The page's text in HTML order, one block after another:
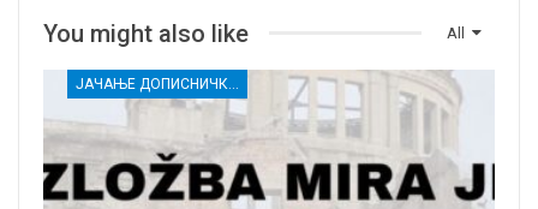
All
You might also like
ЈАЧАЊЕ ДОПИСНИЧКЕ МРЕЖЕ НЕЗАВИСНИХ МЕДИЈА У РАСИНСКОМ ОКРУГУ